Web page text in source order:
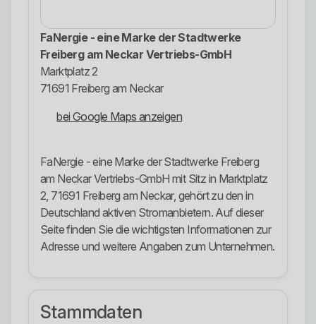
FaNergie - eine Marke der Stadtwerke
Freiberg am Neckar Vertriebs-GmbH
Marktplatz 2
71691 Freiberg am Neckar
bei Google Maps anzeigen
FaNergie - eine Marke der Stadtwerke Freiberg
am Neckar Vertriebs-GmbH mit Sitz in Marktplatz
2, 71691 Freiberg am Neckar, gehört zu den in
Deutschland aktiven Stromanbietern. Auf dieser
Seite finden Sie die wichtigsten Informationen zur
Adresse und weitere Angaben zum Unternehmen.
Stammdaten